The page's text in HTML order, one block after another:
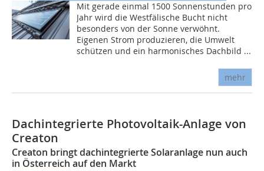
Mit gerade einmal 1500 Sonnenstunden pro
Jahr wird die Westfälische Bucht nicht
besonders von der Sonne verwöhnt.
Eigenen Strom produzieren, die Umwelt
schützen und ein harmonisches Dachbild ...
mehr
Dachintegrierte Photovoltaik-Anlage von
Creaton
Creaton bringt dachintegrierte Solaranlage nun auch
in Österreich auf den Markt